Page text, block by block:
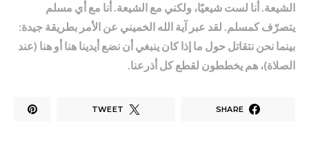
الشيعة. أنا لست شيعيًا، ولكني مع الشيعة. أنا مع أي مسلم
يتصرّف كمسلم. لقد عبر آية الله الخميني عن الأمر بطريقة جيدة:
بينما نحن نتقاتل حول ما إذا كان ينبغي أن نضع أيدينا هنا أو هنا (عند
الصلاة)، هم يخططون لقطع كل أذرعنا.
SHARE
TWEET